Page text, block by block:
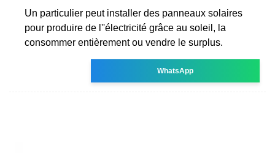
Un particulier peut installer des panneaux solaires
pour produire de l''électricité grâce au soleil, la
consommer entièrement ou vendre le surplus.
WhatsApp